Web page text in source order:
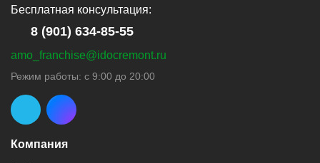
Компания
Бесплатная консультация:
8 (901) 634-85-55
amo_franchise@idocremont.ru
Режим работы: с 9:00 до 20:00